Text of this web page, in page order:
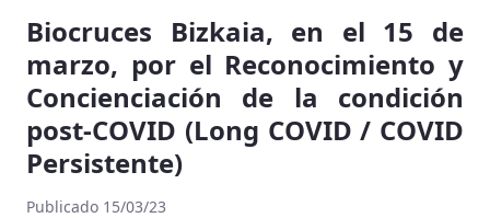
Biocruces Bizkaia, en el 15 de
marzo, por el Reconocimiento y
Concienciación de la condición
post-COVID (Long COVID / COVID
Persistente)
Publicado 15/03/23